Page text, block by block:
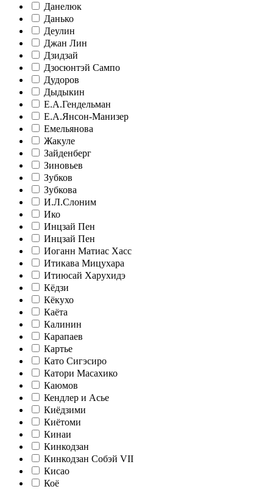
Данелюк
Данько
Деулин
Джан Лин
Дзидзай
Дзосюнтэй Сампо
Дудоров
Дыдыкин
Е.А.Гендельман
Е.А.Янсон-Манизер
Емельянова
Жакуле
Зайденберг
Зиновьев
Зубков
Зубкова
И.Л.Слоним
Ико
Инцзай Пен
Инцзай Пен
Иоганн Матиас Хасс
Итикава Мицухара
Итиюсай Харухидэ
Кёдзи
Кёкухо
Каёта
Калинин
Карапаев
Картье
Като Сигэсиро
Катори Масахико
Каюмов
Кендлер и Асье
Киёдзими
Киётоми
Кинаи
Кинкодзан
Кинкодзан Собэй VII
Кисао
Коё